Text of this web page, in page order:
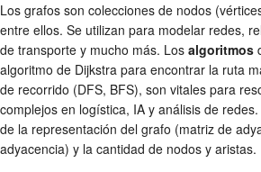
Los grafos son colecciones de nodos
entre ellos. Se utilizan para modelar redes,
de transporte y mucho más. Los algoritmos
algoritmo de Dijkstra para encontrar la ruta
de recorrido (DFS, BFS), son vitales para
complejos en logística, IA y análisis de redes.
de la representación del grafo (matriz de
adyacencia) y la cantidad de nodos y aristas.